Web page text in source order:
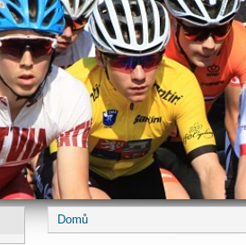
Domů